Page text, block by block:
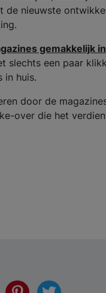
de nieuwste
gemakkelijk
slechts een paar
in huis.
door de
over die het